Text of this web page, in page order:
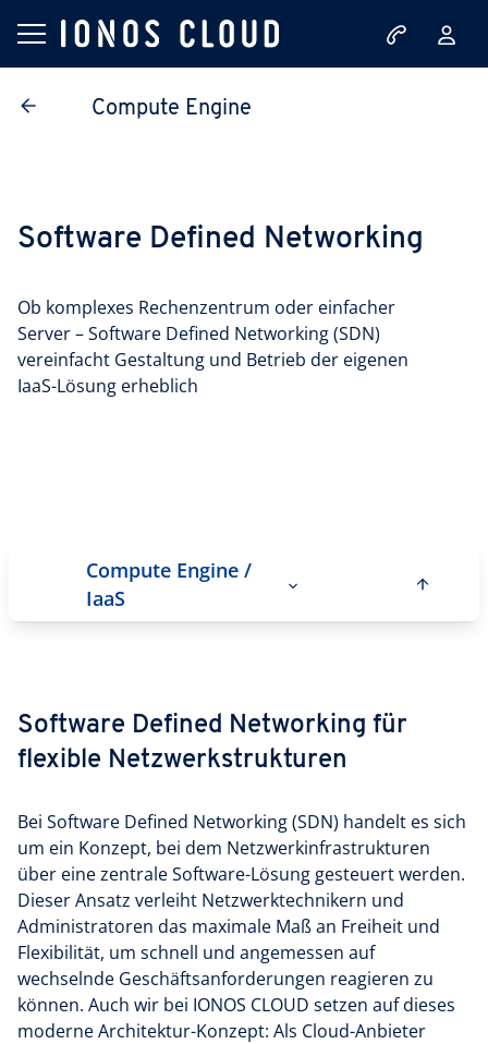
Compute Engine
Software Defined Networking
Ob komplexes Rechenzentrum oder einfacher
Server – Software Defined Networking (SDN)
vereinfacht Gestaltung und Betrieb der eigenen
IaaS-Lösung erheblich
Compute Engine /
IaaS
Software Defined Networking für
flexible Netz­werk­strukturen
Bei Software Defined Networking (SDN) handelt es sich
um ein Konzept, bei dem Netzwerkinfrastrukturen
über eine zentrale Software-Lösung gesteuert werden.
Dieser Ansatz verleiht Netzwerktechnikern und
Administratoren das maximale Maß an Freiheit und
Flexibilität, um schnell und angemessen auf
wechselnde Geschäftsanforderungen reagieren zu
können. Auch wir bei IONOS CLOUD setzen auf dieses
moderne Architektur-Konzept: Als Cloud-Anbieter